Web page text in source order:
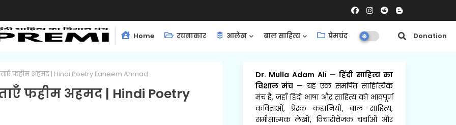
Home रचनाकार आलेख बाल साहित्य प्रेमचंद समीक्षाएँ Donation
फहीम अहमद | Hindi Poetry Faheem Ahmad
फहीम अहमद | Hindi Poetry
Dr. Mulla Adam Ali —हिंदी साहित्य का
विशाल मंच — यह एक समर्पित साहित्यिक
मंच है, जहाँ हिंदी भाषा और साहित्य को भावपूर्ण
कविताओं, प्रेरक कहानियों, बाल साहित्य,
समीक्षात्मक लेखों, विचारोत्तेजक चर्चाओं और